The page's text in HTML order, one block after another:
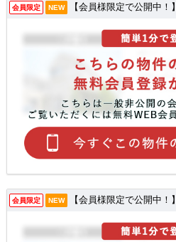
会員限定 NEW 【会員様限定で公開中！】
会員限定 NEW 【会員様限定で公開中！】